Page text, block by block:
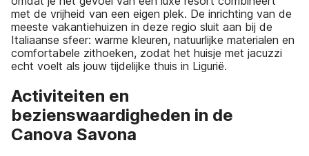
met de vrijheid van een eigen plek. De inrichting van de
meeste vakantiehuizen in deze regio sluit aan bij de
Italiaanse sfeer: warme kleuren, natuurlijke materialen en
comfortabele zithoeken, zodat het huisje met jacuzzi
echt voelt als jouw tijdelijke thuis in Ligurië.
Activiteiten en
bezienswaardigheden in de
Canova Savona